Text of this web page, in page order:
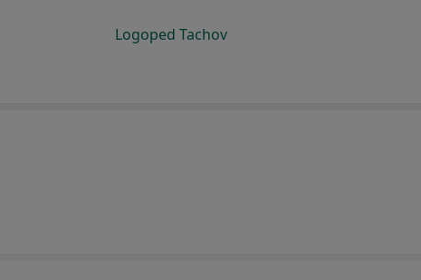
Logoped Tachov